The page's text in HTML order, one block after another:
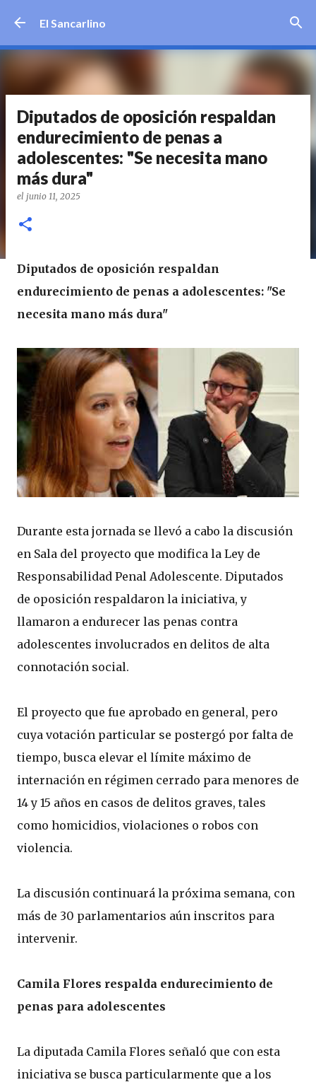
El Sancarlino
Diputados de oposición respaldan
endurecimiento de penas a
adolescentes: "Se necesita mano
más dura"
el junio 11, 2025
Diputados de oposición respaldan
endurecimiento de penas a adolescentes: "Se
necesita mano más dura"
Durante esta jornada se llevó a cabo la discusión
en Sala del proyecto que modifica la Ley de
Responsabilidad Penal Adolescente. Diputados
de oposición respaldaron la iniciativa, y
llamaron a endurecer las penas contra
adolescentes involucrados en delitos de alta
connotación social.
El proyecto que fue aprobado en general, pero
cuya votación particular se postergó por falta de
tiempo, busca elevar el límite máximo de
internación en régimen cerrado para menores de
14 y 15 años en casos de delitos graves, tales
como homicidios, violaciones o robos con
violencia.
La discusión continuará la próxima semana, con
más de 30 parlamentarios aún inscritos para
intervenir.
Camila Flores respalda endurecimiento de
penas para adolescentes
La diputada Camila Flores señaló que con esta
iniciativa se busca particularmente que a los